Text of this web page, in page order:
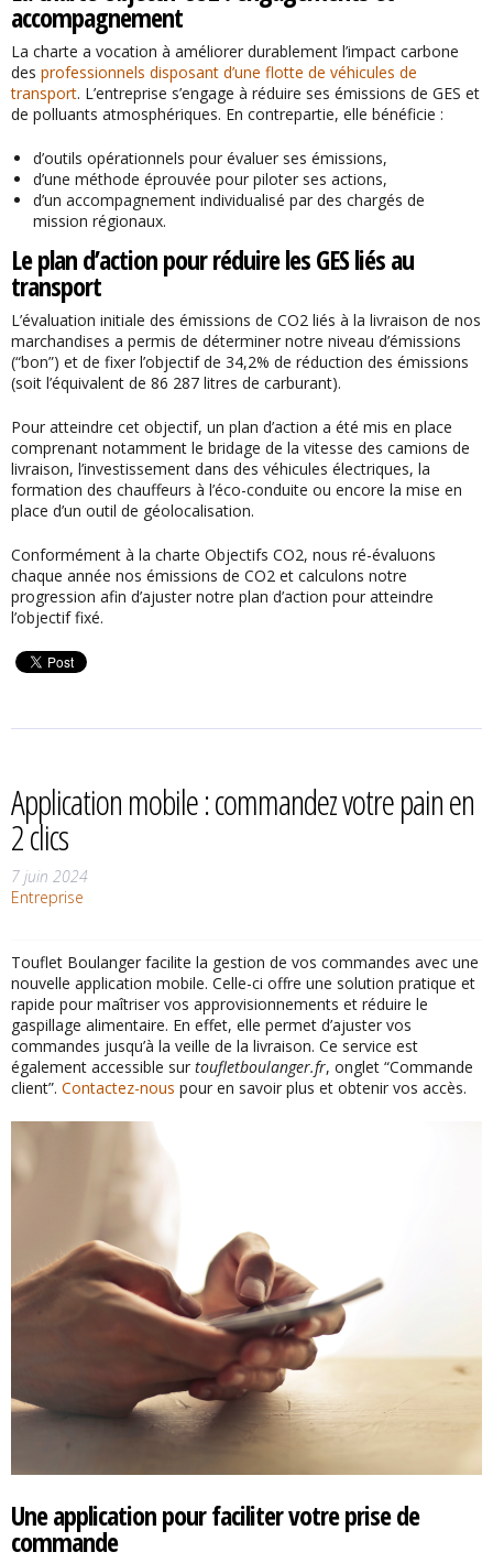
accompagnement
La charte a vocation à améliorer durablement l’impact carbone
des professionnels disposant d’une flotte de véhicules de
transport. L’entreprise s’engage à réduire ses émissions de GES et
de polluants atmosphériques. En contrepartie, elle bénéficie :
d’outils opérationnels pour évaluer ses émissions,
d’une méthode éprouvée pour piloter ses actions,
d’un accompagnement individualisé par des chargés de
mission régionaux.
Le plan d’action pour réduire les GES liés au
transport
L’évaluation initiale des émissions de CO2 liés à la livraison de nos
marchandises a permis de déterminer notre niveau d’émissions
(“bon”) et de fixer l’objectif de 34,2% de réduction des émissions
(soit l’équivalent de 86 287 litres de carburant).
Pour atteindre cet objectif, un plan d’action a été mis en place
comprenant notamment le bridage de la vitesse des camions de
livraison, l’investissement dans des véhicules électriques, la
formation des chauffeurs à l’éco-conduite ou encore la mise en
place d’un outil de géolocalisation.
Conformément à la charte Objectifs CO2, nous ré-évaluons
chaque année nos émissions de CO2 et calculons notre
progression afin d’ajuster notre plan d’action pour atteindre
l’objectif fixé.
Application mobile : commandez votre pain en
2 clics
7 juin 2024
Entreprise
Touflet Boulanger facilite la gestion de vos commandes avec une
nouvelle application mobile. Celle-ci offre une solution pratique et
rapide pour maîtriser vos approvisionnements et réduire le
gaspillage alimentaire. En effet, elle permet d’ajuster vos
commandes jusqu’à la veille de la livraison. Ce service est
également accessible sur toufletboulanger.fr, onglet “Commande
client”. Contactez-nous pour en savoir plus et obtenir vos accès.
Une application pour faciliter votre prise de
commande